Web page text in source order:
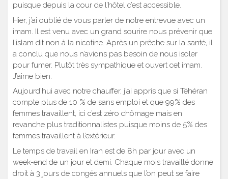
puisque depuis la cour de l’hôtel c’est accessible.
Hier, j’ai oublié de vous parler de notre entrevue avec un
imam. Il est venu avec un grand sourire nous prévenir que
l’islam dit non à la nicotine. Après un prêche sur la santé, il
a conclu que nous n’avions pas besoin de nous isoler
pour fumer. Plutôt très sympathique et ouvert cet imam.
J’aime bien.
Aujourd’hui avec notre chauffer, j’ai appris que si Téhéran
compte plus de 10 % de sans emploi et que 99% des
femmes travaillent, ici c’est zéro chômage mais en
revanche plus traditionnalistes puisque moins de 5% des
femmes travaillent à l’extérieur.
Le temps de travail en Iran est de 8h par jour avec un
week-end de un jour et demi. Chaque mois travaillé donne
droit à 3 jours de congés annuels que l’on peut se faire